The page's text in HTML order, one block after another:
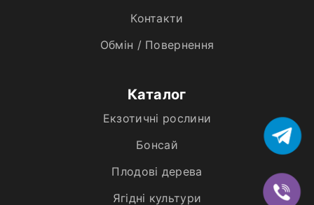
Контакти
Обмін / Повернення
Каталог
Екзотичні рослини
Бонсай
Плодові дерева
Ягідні культури